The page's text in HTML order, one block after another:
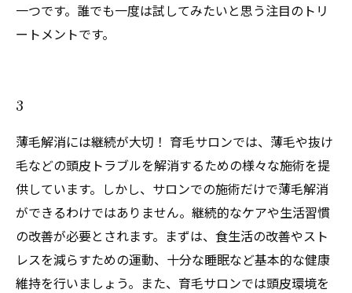
一つです。誰でも一度は試してみたいと思う注目のトリ
ートメントです。
3
薄毛解消には継続が大切！ 育毛サロンでは、薄毛や抜け
毛などの頭皮トラブルを解消するための様々な施術を提
供しています。しかし、サロンでの施術だけで薄毛解消
ができるわけではありません。継続的なケアや生活習慣
の改善が必要とされます。まずは、食生活の改善やスト
レスを減らすための運動、十分な睡眠など基本的な健康
維持を行いましょう。また、育毛サロンでは頭皮環境を